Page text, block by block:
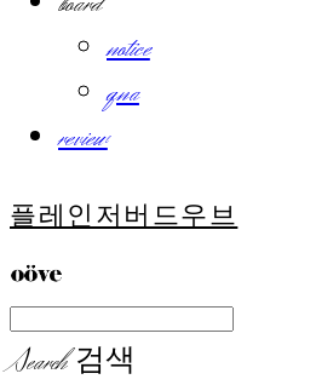
notice
qna
review
플레인저버드우브
Search검색